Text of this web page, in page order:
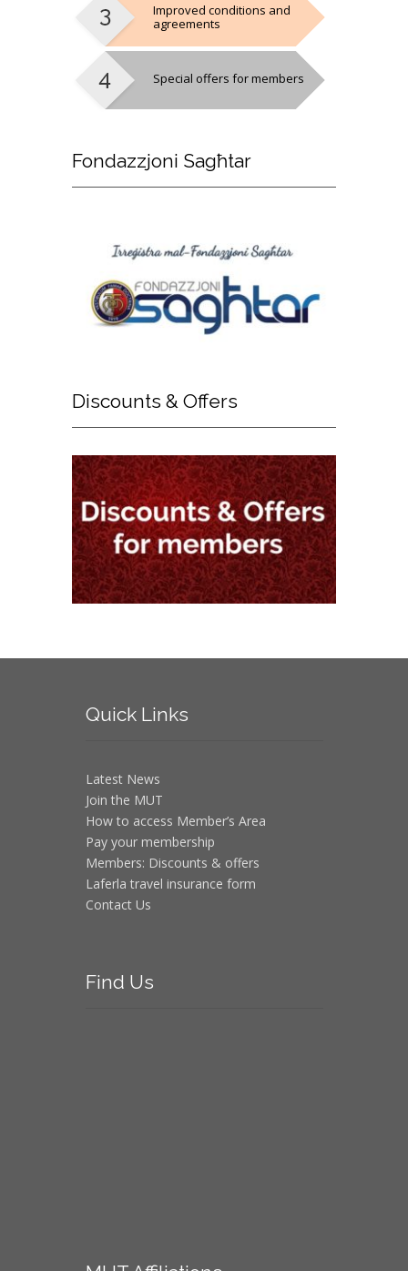
Improved conditions and
agreements
Special offers for members
Fondazzjoni Sagħtar
Discounts & Offers
QuickLinks
Latest News
Join the MUT
How to access Member’s Area
Pay your membership
Members: Discounts & offers
Laferla travel insurance form
Contact Us
Find Us